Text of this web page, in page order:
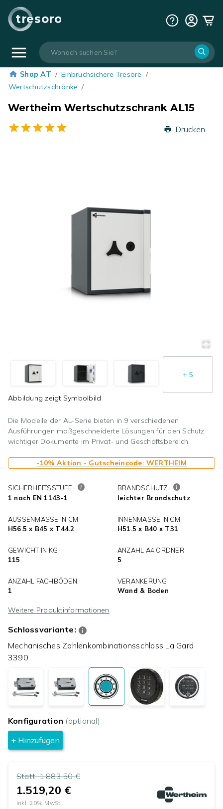
tresoro
Shop AT / Einbruchsichere Tresore /
Wertschutzschränke / …
Wertheim Wertschutzschrank AL15
Drucken
+ 5
Abbildung zeigt Symbolbild
Die Modelle der AL-Serie bieten in 9 verschiedenen
Ausführungen maßgeschneiderte Lösungen für den Schutz
wichtiger Dokumente im Privat- und Geschäftsbereich.
-10% Aktion - Gutscheincode: WERTHEIM
SICHERHEITSSTUFE
1 nach EN 1143-1
BRANDSCHUTZ
leichter Brandschutz
AUSSENMASSE IN CM
H56.5 x B45 x T44.2
INNENMASSE IN CM
H51.5 x B40 x T31
GEWICHT IN KG
115
ANZAHL A4 ORDNER
5
ANZAHL FACHBÖDEN
1
VERANKERUNG
Wand & Boden
Weitere Produktinformationen
Schlossvariante:
Mechanisches Zahlenkombinationsschloss La Gard
3390
Konfiguration (optional)
+ Hinzufügen
Statt:1.883,50 €
1.519,20 €
inkl.20% MwSt.